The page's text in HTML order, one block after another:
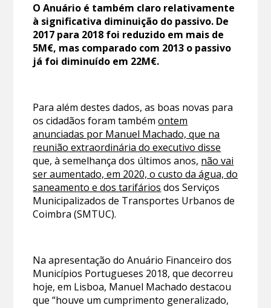
O Anuário é também claro relativamente
à significativa diminuição do passivo. De
2017 para 2018 foi reduzido em mais de
5M€, mas comparado com 2013 o passivo
já foi diminuído em 22M€.
Para além destes dados, as boas novas para
os cidadãos foram tambémontem
anunciadas por Manuel Machado, que na
reunião extraordinária do executivo disse
que, à semelhança dos últimos anos, não vai
ser aumentado, em 2020, o custo da água, do
saneamento e dos tarifários dos Serviços
Municipalizados de Transportes Urbanos de
Coimbra (SMTUC).
Na apresentação do Anuário Financeiro dos
Municípios Portugueses 2018, que decorreu
hoje, em Lisboa, Manuel Machado destacou
que “houve um cumprimento generalizado,